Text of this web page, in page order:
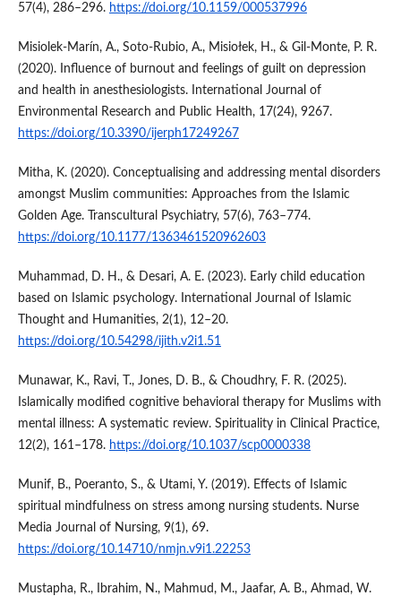
57(4), 286–296. https://doi.org/10.1159/000537996
Misiolek-Marín, A., Soto‐Rubio, A., Misiołek, H., & Gil‐Monte, P. R.
(2020). Influence of burnout and feelings of guilt on depression
and health in anesthesiologists. International Journal of
Environmental Research and Public Health, 17(24), 9267.
https://doi.org/10.3390/ijerph17249267
Mitha, K. (2020). Conceptualising and addressing mental disorders
amongst Muslim communities: Approaches from the Islamic
Golden Age. Transcultural Psychiatry, 57(6), 763–774.
https://doi.org/10.1177/1363461520962603
Muhammad, D. H., & Desari, A. E. (2023). Early child education
based on Islamic psychology. International Journal of Islamic
Thought and Humanities, 2(1), 12–20.
https://doi.org/10.54298/ijith.v2i1.51
Munawar, K., Ravi, T., Jones, D. B., & Choudhry, F. R. (2025).
Islamically modified cognitive behavioral therapy for Muslims with
mental illness: A systematic review. Spirituality in Clinical Practice,
12(2), 161–178. https://doi.org/10.1037/scp0000338
Munif, B., Poeranto, S., & Utami, Y. (2019). Effects of Islamic
spiritual mindfulness on stress among nursing students. Nurse
Media Journal of Nursing, 9(1), 69.
https://doi.org/10.14710/nmjn.v9i1.22253
Mustapha, R., Ibrahim, N., Mahmud, M., Jaafar, A. B., Ahmad, W.